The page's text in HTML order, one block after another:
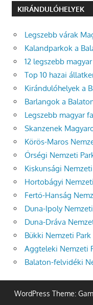
KIRÁNDULÓHELYEK
Legszebb várak
Kalandparkok a
12 legszebb
Top 10 hazai
Kirándulóhelyek a
Barlangok a
Legszebb magyar
Skanzenek
Körös-Maros
Őrségi Nemzeti
Kiskunsági
Hortobágyi
Fertő-Hanság
Duna-Ipoly
Duna-Dráva
Bükki Nemzeti Park
Aggteleki Nemzeti
Balaton-felvidéki
WordPress Theme: